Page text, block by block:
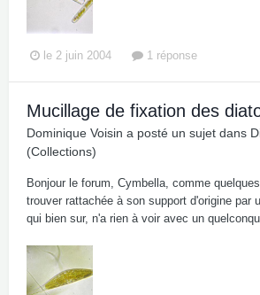
le 2 juin 2004 1 réponse
Mucillage de fixation des
Dominique Voisin a posté un sujet dans
(Collections)
Bonjour le forum, Cymbella, comme
trouver rattachée à son support d'origine par
qui bien sur, n'a rien à voir avec un